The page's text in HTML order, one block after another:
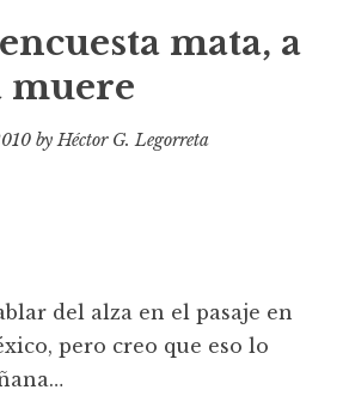
mata, a
muere
byHéctor G. Legorreta
del alza en el pasaje en
pero creo que eso lo